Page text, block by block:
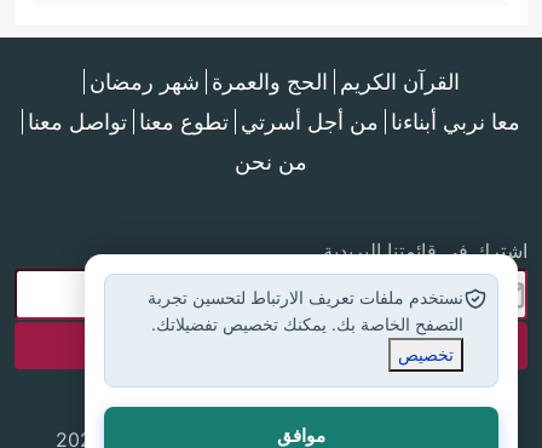
القرآن الكريم الحج والعمرة شهر رمضان
معا نربي أبناءنا من أجل أسرتي تطوع معنا تواصل معنا
من نحن
اشترك في قائمتنا البريدية
جميع الحقوق محفوظة لموقع إسلام أون لاين © 2025
نستخدم ملفات تعريف الارتباط لتحسين تجربة
التصفح الخاصة بك. يمكنك تخصيص تفضيلاتك.
تخصيص
موافق